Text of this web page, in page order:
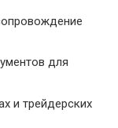
для
и трейдерских